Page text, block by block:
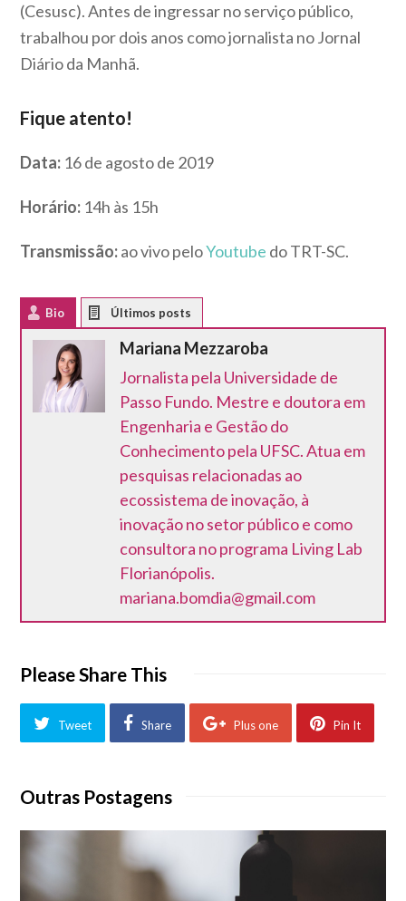
(Cesusc). Antes de ingressar no serviço público,
trabalhou por dois anos como jornalista no Jornal
Diário da Manhã.
Fique atento!
Data: 16 de agosto de 2019
Horário: 14h às 15h
Transmissão:ao vivo peloYoutube do TRT-SC.
Bio
Mariana Mezzaroba
Jornalista pela Universidade de
Passo Fundo. Mestre e doutora em
Engenharia e Gestão do
Conhecimento pela UFSC. Atua em
pesquisas relacionadas ao
ecossistema de inovação, à
inovação no setor público e como
consultora no programa Living Lab
Florianópolis.
mariana.bomdia@gmail.com
Please Share This
Tweet Share Plus one Pin It
Outras Postagens